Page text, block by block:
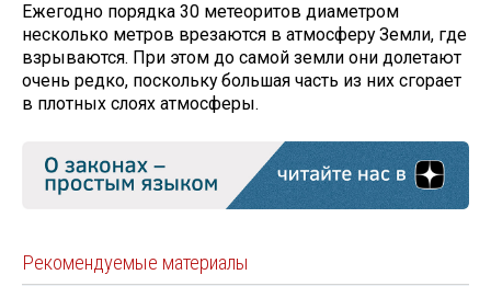
Ежегодно порядка 30 метеоритов диаметром
несколько метров врезаются в атмосферу Земли, где
взрываются. При этом до самой земли они долетают
очень редко, поскольку большая часть из них сгорает
в плотных слоях атмосферы.
Рекомендуемые материалы